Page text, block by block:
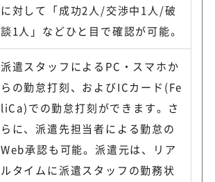
に対して「成功2人/交渉中1人/破
談1人」などひと目で確認が可能。
派遣スタッフによるPC・スマホか
らの勤怠打刻、およびICカード(Fe
liCa)での勤怠打刻ができます。さ
らに、派遣先担当者による勤怠の
Web承認も可能。派遣元は、リア
ルタイムに派遣スタッフの勤務状